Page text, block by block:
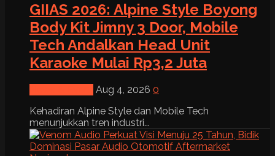
GIIAS 2026: Alpine Style Boyong
Body Kit Jimny 3 Door, Mobile
Tech Andalkan Head Unit
Karaoke Mulai Rp3,2 Juta
Aug 4, 2026 0
Kehadiran Alpine Style dan Mobile Tech
menunjukkan tren industri...